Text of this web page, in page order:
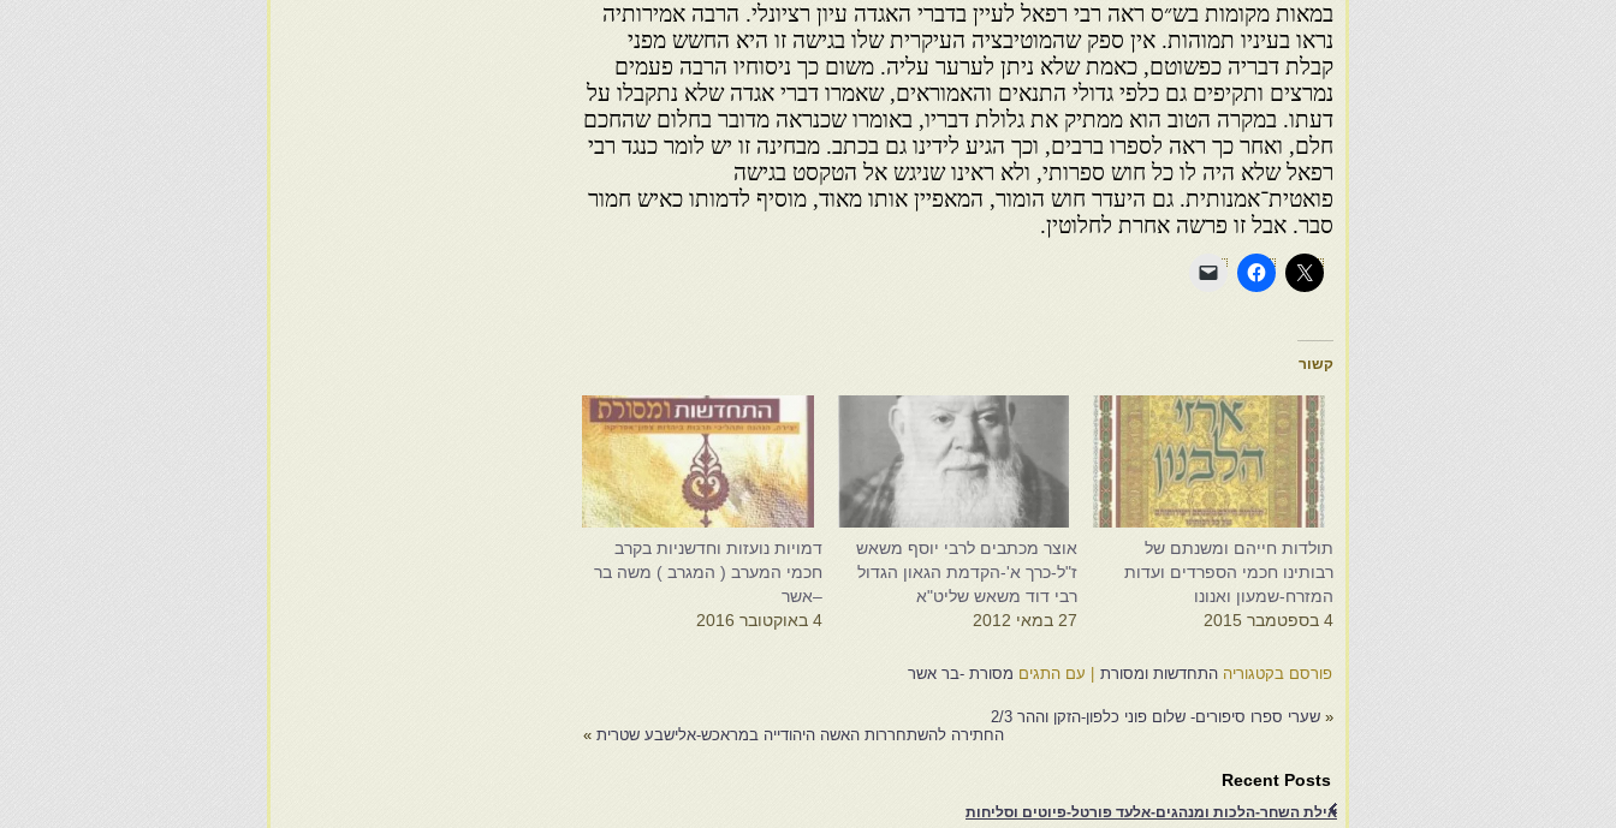
במאות מקומות בש״ס ראה רבי רפאל לעיין בדברי האגדה עיון רציונלי. הרבה אמירותיה
נראו בעיניו תמוהות. אין ספק שהמוטיבציה העיקרית שלו בגישה זו היא החשש מפני
קבלת דבריה כפשוטם, כאמת שלא ניתן לערער עליה. משום כך ניסוחיו הרבה פעמים
נמרצים ותקיפים גם כלפי גדולי התנאים והאמוראים, שאמרו דברי אגדה שלא נתקבלו על
דעתו. במקרה הטוב הוא ממתיק את גלולת דבריו, באומרו שכנראה מדובר בחלום שהחכם
חלם, ואחר כך ראה לספרו ברבים, וכך הגיע לידינו גם בכתב. מבחינה זו יש לומר כנגד רבי
רפאל שלא היה לו כל חוש ספרותי, ולא ראינו שניגש אל הטקסט בגישה
פואטית־אמנותית. גם היעדר חוש הומור, המאפיין אותו מאוד, מוסיף לדמותו כאיש חמור
סבר. אבל זו פרשה אחרת לחלוטין.
קשור
תולדות חייהם ומשנתם של
רבותינו חכמי הספרדים ועדות
המזרח-שמעון ואנונו
4 בספטמבר 2015
אוצר מכתבים לרבי יוסף משאש
ז"ל-כרך א'-הקדמת הגאון הגדול
רבי דוד משאש שליט"א
27 במאי 2012
דמויות נועזות וחדשניות בקרב
חכמי המערב ( המגרב ) משה בר
–אשר
4 באוקטובר 2016
פורסם בקטגוריה התחדשות ומסורת עם התגים מסורת -בר אשר
« שערי ספרו סיפורים- שלום פוני כלפון-הזקן וההר 2/3
החתירה להשתחררות האשה היהודייה במראכש-אלישבע שטרית »
Recent Posts
אילת השחר-הלכות ומנהגים-אלעד פורטל-פיוטים וסליחות